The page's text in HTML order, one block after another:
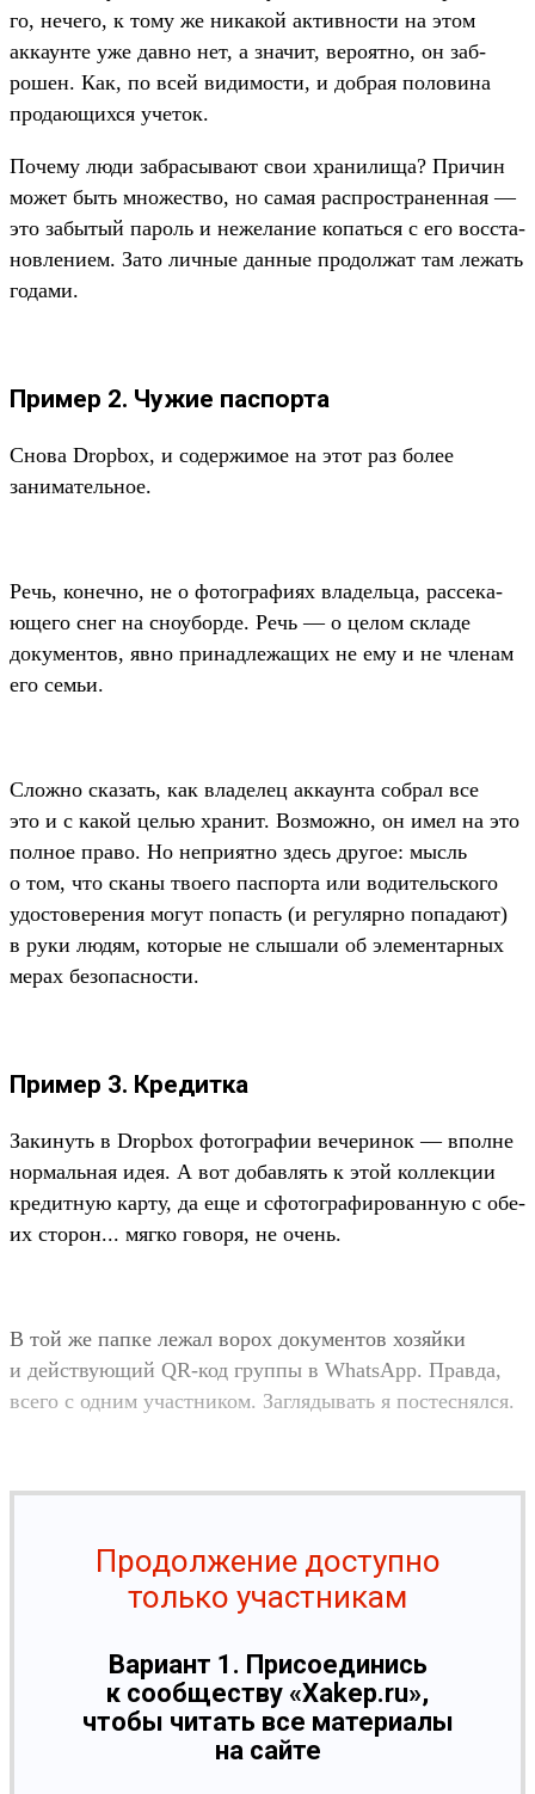
го, нечего, к тому же никакой активнос­ти на этом
акка­унте уже дав­но нет, а зна­чит, веро­ятно, он заб­
рошен. Как, по всей видимос­ти, и доб­рая полови­на
про­дающих­ся уче­ток.
По­чему люди заб­расыва­ют свои хра­нили­ща? При­чин
может быть мно­жес­тво, но самая рас­простра­нен­ная —
это забытый пароль и нежела­ние копать­ся с его вос­ста­
нов­лени­ем. Зато лич­ные дан­ные про­дол­жат там лежать
годами.
Пример 2. Чужие паспорта
Сно­ва Dropbox, и содер­жимое на этот раз более
занима­тель­ное.
Речь, конеч­но, не о фотог­рафи­ях вла­дель­ца, рас­сека­
юще­го снег на сно­убор­де. Речь — о целом скла­де
докумен­тов, явно при­над­лежащих не ему и не чле­нам
его семьи.
Слож­но ска­зать, как вла­делец акка­унта соб­рал все
это и с какой целью хра­нит. Воз­можно, он имел на это
пол­ное пра­во. Но неп­рият­но здесь дру­гое: мысль
о том, что ска­ны тво­его пас­порта или водитель­ско­го
удос­товере­ния могут попасть (и регуляр­но попада­ют)
в руки людям, которые не слы­шали об эле­мен­тарных
мерах безопас­ности.
Пример 3. Кредитка
За­кинуть в Dropbox фотог­рафии вечери­нок — впол­не
нор­маль­ная идея. А вот добав­лять к этой кол­лекции
кре­дит­ную кар­ту, да еще и сфо­тог­рафиро­ван­ную с обе­
их сто­рон... мяг­ко говоря, не очень.
В той же пап­ке лежал ворох докумен­тов хозяй­ки
и дей­ству­ющий QR-код груп­пы в WhatsApp. Прав­да,
все­го с одним учас­тни­ком. Заг­лядывать я пос­теснял­ся.
Продолжение доступно
только участникам
Вариант 1. Присоединись
к сообществу «Xakep.ru»,
чтобы читать все материалы
на сайте